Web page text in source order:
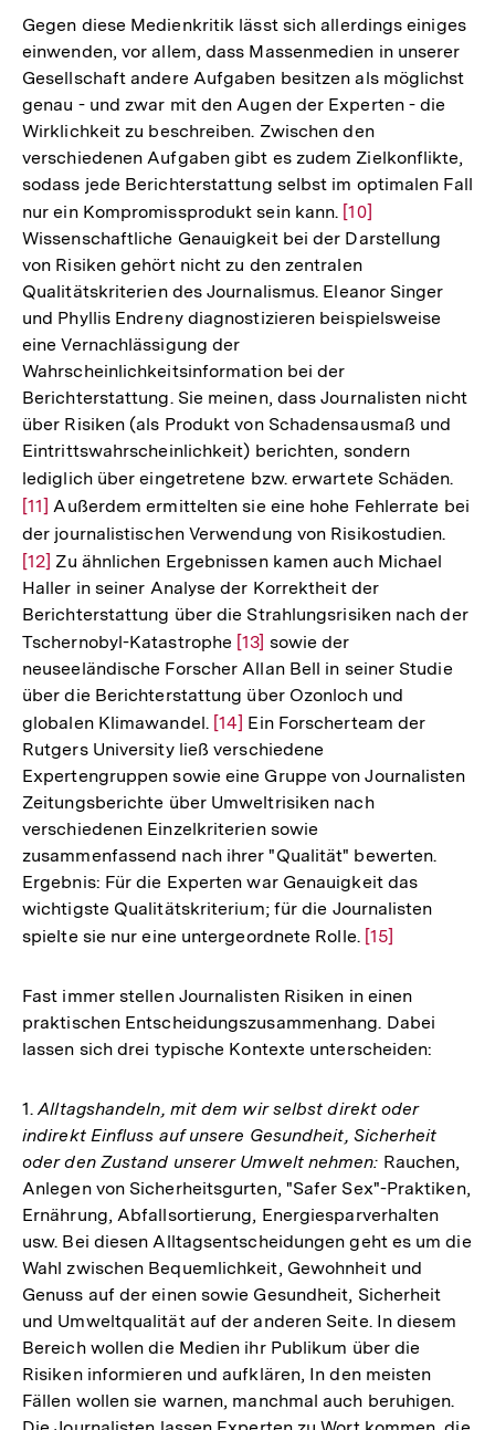
der
Fußnote
Gegen diese Medienkritik lässt sich allerdings einiges
einwenden, vor allem, dass Massenmedien in unserer
Gesellschaft andere Aufgaben besitzen als möglichst
genau - und zwar mit den Augen der Experten - die
Wirklichkeit zu beschreiben. Zwischen den
verschiedenen Aufgaben gibt es zudem Zielkonflikte,
sodass jede Berichterstattung selbst im optimalen Fall
nur ein Kompromissprodukt sein kann. Zur
Auflösung
der
Fußnote
[10]
Wissenschaftliche Genauigkeit bei der Darstellung
von Risiken gehört nicht zu den zentralen
Qualitätskriterien des Journalismus. Eleanor Singer
und Phyllis Endreny diagnostizieren beispielsweise
eine Vernachlässigung der
Wahrscheinlichkeitsinformation bei der
Berichterstattung. Sie meinen, dass Journalisten nicht
über Risiken (als Produkt von Schadensausmaß und
Eintrittswahrscheinlichkeit) berichten, sondern
lediglich über eingetretene bzw. erwartete Schäden.
[11] Außerdem ermittelten sie eine hohe Fehlerrate bei
der journalistischen Verwendung von Risikostudien.
[12] Zu ähnlichen Ergebnissen kamen auch Michael
Haller in seiner Analyse der Korrektheit der
Berichterstattung über die Strahlungsrisiken nach der
Tschernobyl-Katastrophe Zur
Auflösung
der
Fußnote
[13] sowie der
neuseeländische Forscher Allan Bell in seiner Studie
über die Berichterstattung über Ozonloch und
globalen Klimawandel. Zur
Auflösung
der
Fußnote
[14] Ein Forscherteam der
Rutgers University ließ verschiedene
Expertengruppen sowie eine Gruppe von Journalisten
Zeitungsberichte über Umweltrisiken nach
verschiedenen Einzelkriterien sowie
zusammenfassend nach ihrer "Qualität" bewerten.
Ergebnis: Für die Experten war Genauigkeit das
wichtigste Qualitätskriterium; für die Journalisten
spielte sie nur eine untergeordnete Rolle. Zur
der
Fußnote
[15]
Fast immer stellen Journalisten Risiken in einen
praktischen Entscheidungszusammenhang. Dabei
lassen sich drei typische Kontexte unterscheiden:
1.Alltagshandeln, mit dem wir selbst direkt oder
indirekt Einfluss auf unsere Gesundheit, Sicherheit
oder den Zustand unserer Umwelt nehmen: Rauchen,
Anlegen von Sicherheitsgurten, "Safer Sex"-Praktiken,
Ernährung, Abfallsortierung, Energiesparverhalten
usw. Bei diesen Alltagsentscheidungen geht es um die
Wahl zwischen Bequemlichkeit, Gewohnheit und
Genuss auf der einen sowie Gesundheit, Sicherheit
und Umweltqualität auf der anderen Seite. In diesem
Bereich wollen die Medien ihr Publikum über die
Risiken informieren und aufklären, In den meisten
Fällen wollen sie warnen, manchmal auch beruhigen.